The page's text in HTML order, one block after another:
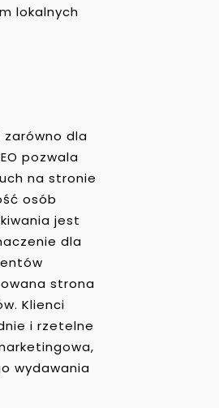
lokalnych
zarówno dla
pozwala
na stronie
osób
jest
dla
strona
Klienci
i rzetelne
wydawania